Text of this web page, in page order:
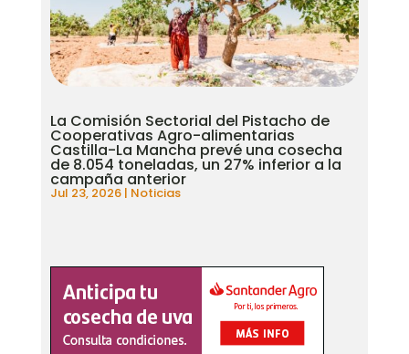
La Comisión Sectorial del Pistacho de
Cooperativas Agro-alimentarias
Castilla-La Mancha prevé una cosecha
de 8.054 toneladas, un 27% inferior a la
campaña anterior
Jul 23, 2026| Noticias